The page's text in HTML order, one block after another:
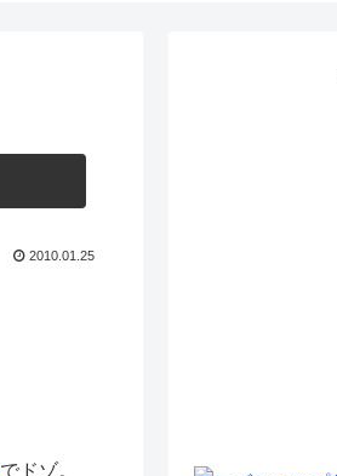
2010.01.25
でドゾ。